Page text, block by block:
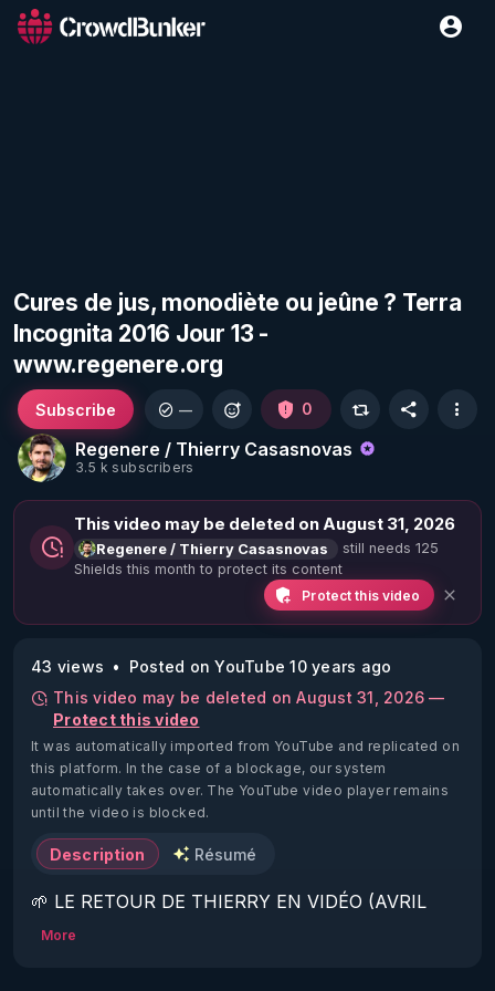
Cures de jus, monodiète ou jeûne ? Terra
Incognita 2016 Jour 13 -
www.regenere.org
Regenere / Thierry Casasnovas
3.5 k subscribers
Subscribe — 0
This video may be deleted on August 31, 2026
Regenere / Thierry Casasnovas
still needs 125
Shields this month to protect its content
Protect this video
43 views
Posted on YouTube 10 years ago
This video may be deleted on August 31, 2026 —
Protect this video
It was automatically imported from YouTube and replicated on
this platform. In the case of a blockage, our system
automatically takes over. The YouTube video player remains
until the video is blocked.
Description Résumé
🌱 LE RETOUR DE THIERRY EN VIDÉO (AVRIL
2022)!
More